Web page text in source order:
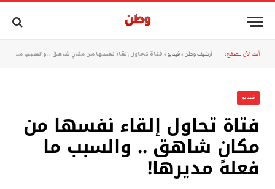
أنت الآن تتصفح: أرشيف وطن »فيديو » فتاة تحاول إلقاء نفسها من مكانٍ شاهق .. والسبب ما فعله مديرها!
فيديو
فتاة تحاول إلقاء نفسها من
مكانٍ شاهق .. والسبب ما
فعله مديرها!